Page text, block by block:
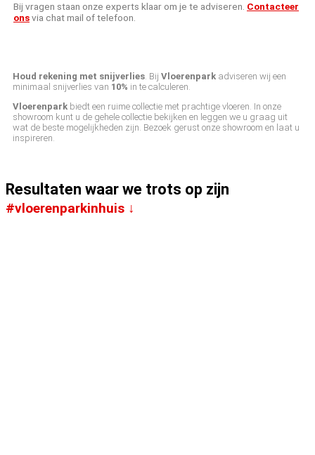
Bij vragen staan onze experts klaar om je te adviseren. Contacteer
onsvia chat mail of telefoon.
Houd rekening met snijverlies. Bij Vloerenpark adviseren wij een
minimaal snijverlies van 10% in te calculeren.
Vloerenpark biedt een ruime collectie met prachtige vloeren. In onze
showroom kunt u de gehele collectie bekijken en leggen we u graag uit
wat de beste mogelijkheden zijn. Bezoek gerust onze showroom en laat u
inspireren.
Resultaten waar we trots op zijn
#vloerenparkinhuis ↓